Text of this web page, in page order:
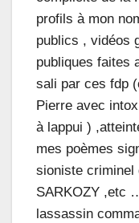
profils à mon
publics , vidéos
publiques faites
sali par ces fdp
Pierre avec
à lappui )
mes poèmes
sioniste criminel
SARKOZY ,etc
lassassin